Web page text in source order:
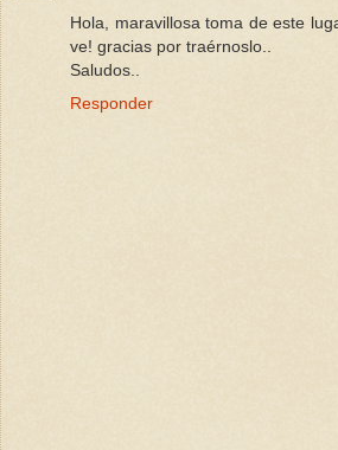
Hola, maravillosa toma de este
ve! gracias por traérnoslo..
Saludos..
Responder